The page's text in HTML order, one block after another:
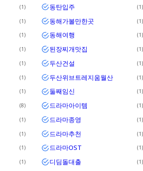
1 동탄입주 1
1 동해가볼만한곳 1
1 동해여행 1
1 된장찌개맛집 1
1 두산건설 1
1 두산위브트레지움월산 1
1 둘째임신 1
8 드라마아이템 1
1 드라마종영 1
1 드라마추천 1
1 드라마OST 1
1 디딤돌대출 1